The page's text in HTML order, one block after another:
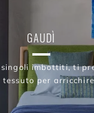
GAUDÌ
imbottiti, ti
tessuto per